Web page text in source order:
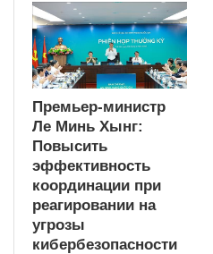
Премьер-министр
Ле Минь Хынг:
Повысить
эффективность
координации при
реагировании на
угрозы
кибербезопасности